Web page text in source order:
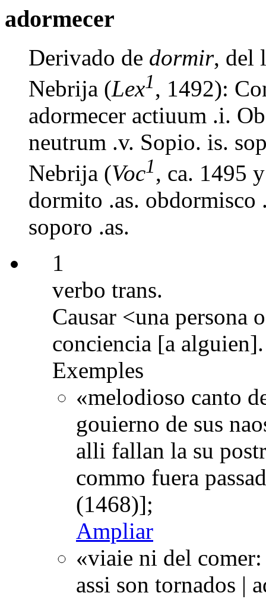
adormecer
Derivado de dormir, del
Nebrija (Lex1, 1492):
adormecer actiuum .i.
neutrum .v. Sopio. is.
Nebrija (Voc1, ca. 1495
dormito .as. obdormisco
soporo .as.
1
verbo trans.
Causar <una persona
conciencia [a alguien].
Exemples
«melodioso canto
gouierno de sus
alli fallan la su
commo fuera
(1468)];
Ampliar
«viaie ni del
assi son tornados |